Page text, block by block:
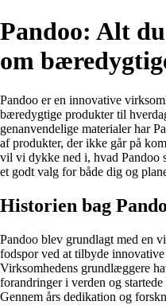
Pandoo: Alt
om
Pandoo er en innovative
bæredygtige produkter til
genanvendelige materialer har
af produkter, der ikke går på
vil vi dykke ned i, hvad Pandoo
et godt valg for både dig og
Historien bag
Pandoo blev grundlagt med en
fodspor ved at tilbyde
Virksomhedens grundlæggere
forandringer i verden og
Gennem års dedikation og